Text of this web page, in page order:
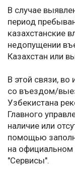
В случае
период
казахстанские
недопущении
Казахстан или
В этой связи,
со въездом/
Узбекистана
Главного
наличие или
помощью
на
"Сервисы".